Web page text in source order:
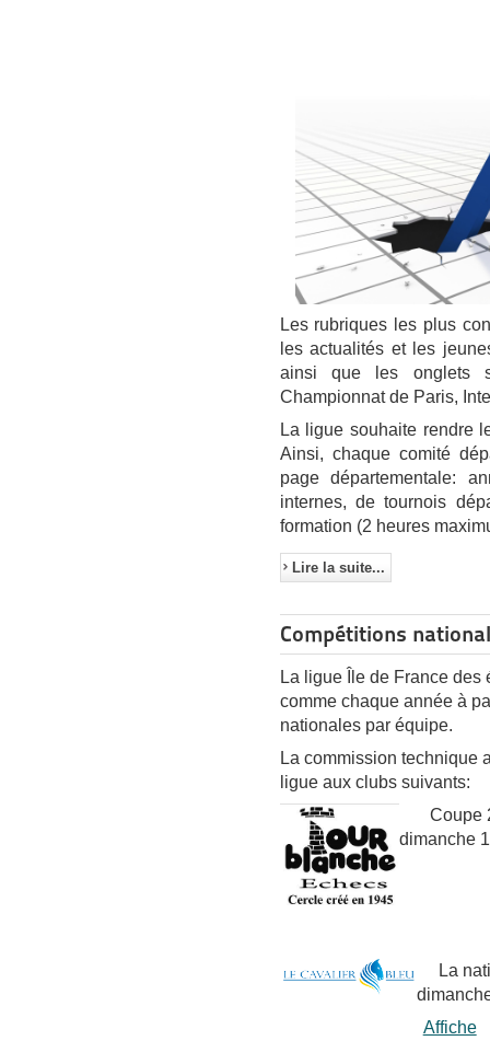
Les rubriques les plus
les actualités et les
ainsi que les onglets
Championnat de Paris,
La ligue souhaite rendre
Ainsi, chaque comité
page départementale:
internes, de tournois
formation (2 heures
Lire la suite...
Compétitions
La ligue Île de France
comme chaque année à
nationales par équipe.
La commission technique
ligue aux clubs suivants:
Coupe
dimanche
La
Affiche